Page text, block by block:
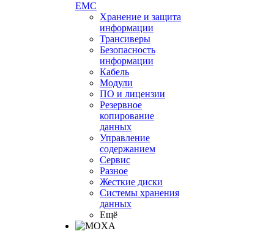
EMC
Хранение и защита
информации
Трансиверы
Безопасность
информации
Кабель
Модули
ПО и лицензии
Резервное
копирование
данных
Управление
содержанием
Сервис
Разное
Жесткие диски
Системы хранения
данных
Ещё